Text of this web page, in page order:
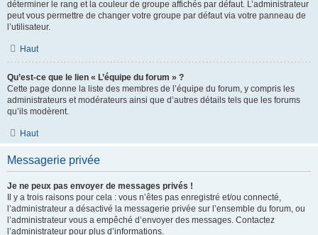
déterminer le rang et la couleur de groupe affichés par défaut. L’administrateur
peut vous permettre de changer votre groupe par défaut via votre panneau de
l’utilisateur.
Haut
Qu’est-ce que le lien « L’équipe du forum » ?
Cette page donne la liste des membres de l’équipe du forum, y compris les
administrateurs et modérateurs ainsi que d’autres détails tels que les forums
qu’ils modèrent.
Haut
Messagerie privée
Je ne peux pas envoyer de messages privés !
Il y a trois raisons pour cela : vous n’êtes pas enregistré et/ou connecté,
l’administrateur a désactivé la messagerie privée sur l’ensemble du forum, ou
l’administrateur vous a empêché d’envoyer des messages. Contactez
l’administrateur pour plus d’informations.